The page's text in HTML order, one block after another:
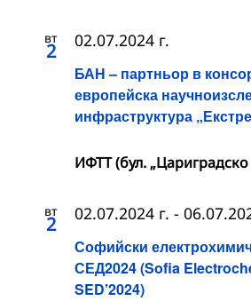
вт
2
БАН – партньор в
европейска
инфраструктура
02.07.2024 г.
ИФТТ (бул.
вт
2
Софийски
СЕД2024 (Sofia
SED’2024)
02.07.2024 г. -